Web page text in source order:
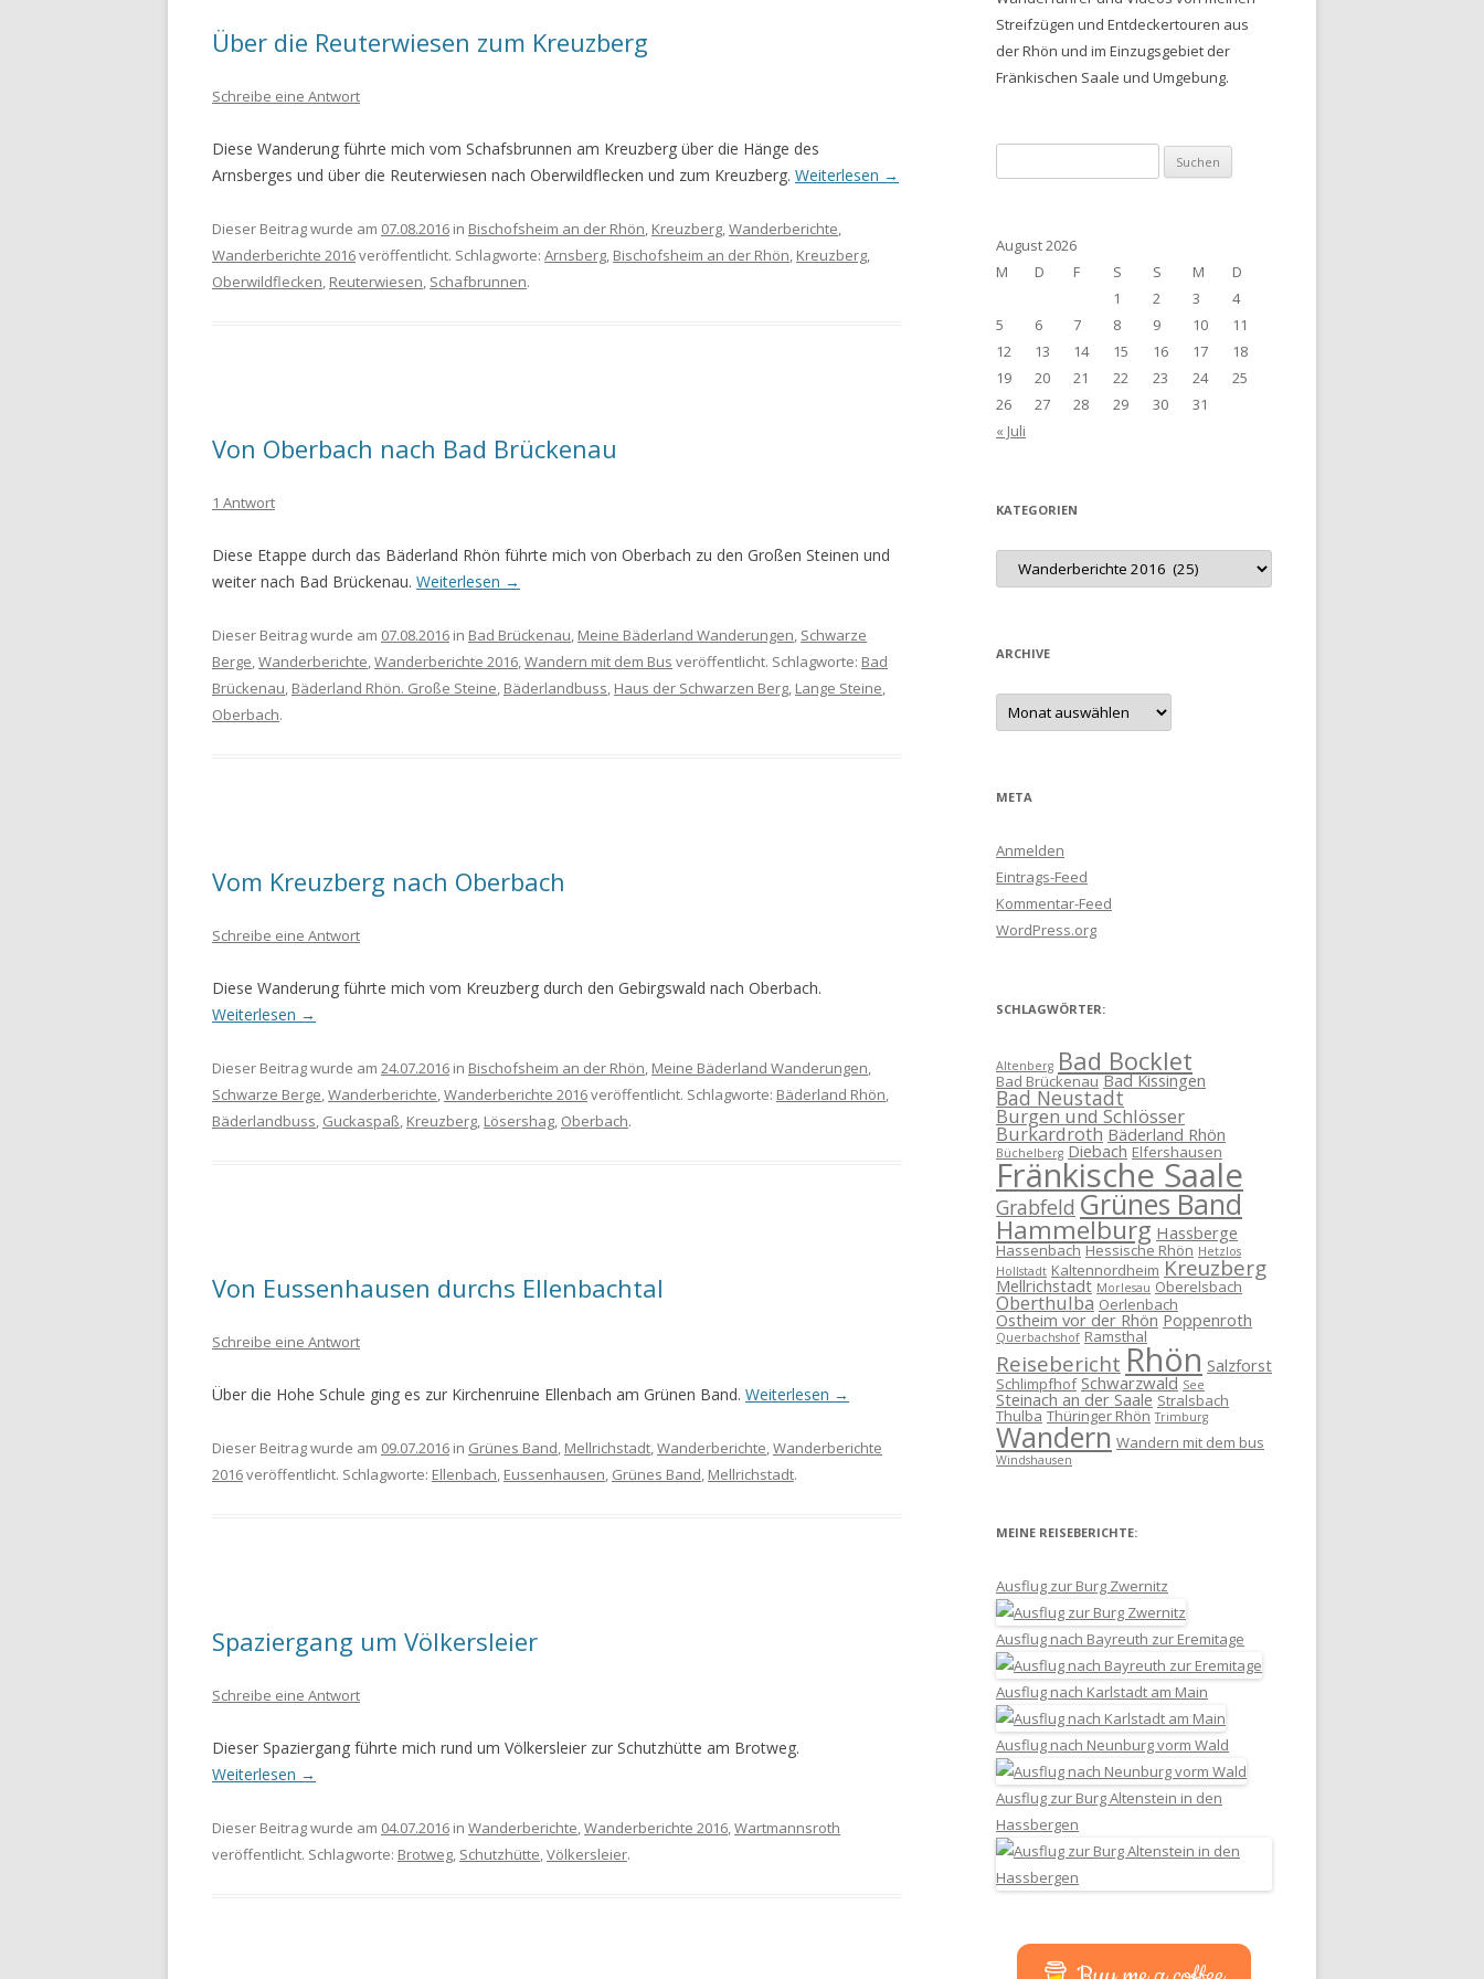
MEINE WANDERUNGEN VOM
VOM KREUZBERG NACH
HAMMELBURG
WANDERURLAUB FÜSSEN 2022
WANDERURLAUB IM OBEREN
Über die Reuterwiesen zum Kreuzberg
Schreibe eine Antwort
Diese Wanderung führte mich vom Schafsbrunnen am Kreuzberg über die Hänge des
Arnsberges und über die Reuterwiesen nach Oberwildflecken und zum Kreuzberg. Weiterlesen →
Dieser Beitrag wurde am 07.08.2016 in Bischofsheim an der Rhön, Kreuzberg,Wanderberichte,
Wanderberichte 2016veröffentlicht. Schlagworte: Arnsberg, Bischofsheim an der Rhön, Kreuzberg,
Oberwildflecken, Reuterwiesen, Schafbrunnen.
Von Oberbach nach Bad Brückenau
1 Antwort
Diese Etappe durch das Bäderland Rhön führte mich von Oberbach zu den Großen Steinen und
weiter nach Bad Brückenau. Weiterlesen →
Dieser Beitrag wurde am 07.08.2016 in Bad Brückenau, Meine Bäderland Wanderungen, Schwarze
Berge,Wanderberichte,Wanderberichte 2016,Wandern mit dem Bus veröffentlicht. Schlagworte: Bad
Brückenau, Bäderland Rhön. Große Steine, Bäderlandbuss, Haus der Schwarzen Berg, Lange Steine,
Oberbach.
Vom Kreuzberg nach Oberbach
Schreibe eine Antwort
Diese Wanderung führte mich vom Kreuzberg durch den Gebirgswald nach Oberbach.
Weiterlesen →
Dieser Beitrag wurde am 24.07.2016 in Bischofsheim an der Rhön, Meine Bäderland Wanderungen,
Schwarze Berge,Wanderberichte,Wanderberichte 2016veröffentlicht. Schlagworte: Bäderland Rhön,
Bäderlandbuss, Guckaspaß, Kreuzberg, Lösershag, Oberbach.
Von Eussenhausen durchs Ellenbachtal
Schreibe eine Antwort
Über die Hohe Schule ging es zur Kirchenruine Ellenbach am Grünen Band. Weiterlesen →
Dieser Beitrag wurde am 09.07.2016 in Grünes Band, Mellrichstadt,Wanderberichte,Wanderberichte
2016veröffentlicht. Schlagworte: Ellenbach, Eussenhausen, Grünes Band, Mellrichstadt.
Spaziergang um Völkersleier
Schreibe eine Antwort
Dieser Spaziergang führte mich rund um Völkersleier zur Schutzhütte am Brotweg.
Weiterlesen →
Dieser Beitrag wurde am 04.07.2016 in Wanderberichte,Wanderberichte 2016,Wartmannsroth
veröffentlicht. Schlagworte: Brotweg, Schutzhütte,Völkersleier.
Streifzügen und Entdeckertouren aus
der Rhön und im Einzugsgebiet der
Fränkischen Saale und Umgebung.
nach:
August 2026
M
D F S S M
D
1
2 3
4
5
6 7 8 9 10
11
12
13 14 15 16 17
18
19
20 21 22 23 24
25
26
27 28 29 30
31
« Juli
KATEGORIEN
Kategorien
ARCHIVE
Archive
META
Anmelden
Eintrags-Feed
Kommentar-Feed
WordPress.org
SCHLAGWÖRTER:
Altenberg Bad Bocklet
Bad Brückenau Bad Kissingen
Bad Neustadt
Burgen und Schlösser
Burkardroth Bäderland Rhön
Büchelberg Diebach Elfershausen
Fränkische Saale
Grabfeld Grünes Band
Hammelburg Hassberge
Hassenbach Hessische Rhön Hetzlos
Hollstadt Kaltennordheim Kreuzberg
Mellrichstadt Morlesau Oberelsbach
Oberthulba Oerlenbach
Ostheim vor der Rhön Poppenroth
Querbachshof Ramsthal
ReiseberichtRhön Salzforst
Schlimpfhof Schwarzwald See
Steinach an der Saale Stralsbach
Thulba Thüringer Rhön Trimburg
Wandern Wandern mit dem bus
Windshausen
MEINE REISEBERICHTE:
Ausflug zur Burg Zwernitz
Ausflug nach Bayreuth zur Eremitage
Ausflug nach Karlstadt am Main
Ausflug nach Neunburg vorm Wald
Ausflug zur Burg Altenstein in den
Hassbergen